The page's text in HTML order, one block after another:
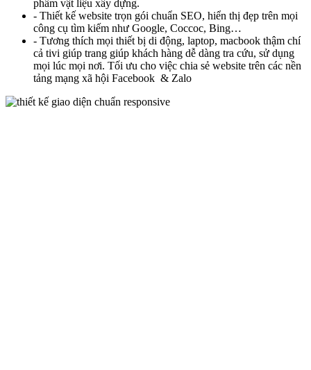
phẩm vật liệu xây dựng.
- Thiết kế website trọn gói chuẩn SEO, hiển thị đẹp trên mọi
công cụ tìm kiếm như Google, Coccoc, Bing…
- Tương thích mọi thiết bị di động, laptop, macbook thậm chí
cả tivi giúp trang giúp khách hàng dễ dàng tra cứu, sử dụng
mọi lúc mọi nơi. Tối ưu cho việc chia sẻ website trên các nền
tảng mạng xã hội Facebook & Zalo